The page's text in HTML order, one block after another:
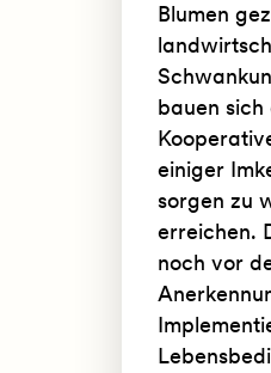
Blumen
bauen
einiger
sorgen zu
erreichen.
noch vor